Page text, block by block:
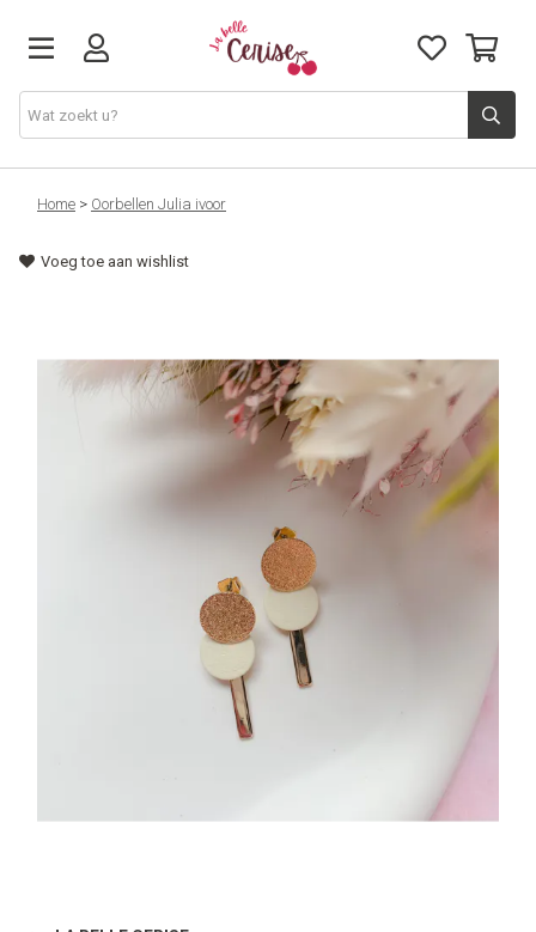
Just arrived
Juwelen & Accessoires
Lifestyle & Gifts
Home > Oorbellen Julia ivoor
Voeg toe aan wishlist